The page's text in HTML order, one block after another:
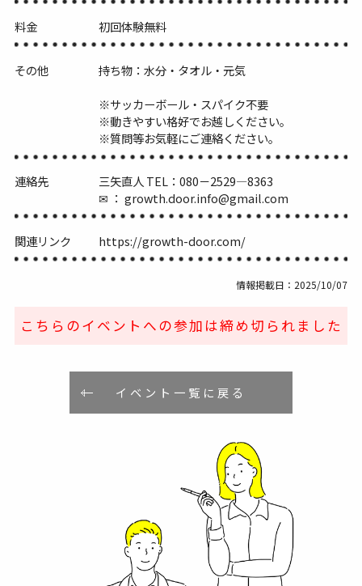
料金 初回体験無料
その他
持ち物：水分・タオル・元気
※サッカーボール・スパイク不要
※動きやすい格好でお越しください。
※質問等お気軽にご連絡ください。
連絡先
三矢直人 TEL：080－2529―8363
✉ ： growth.door.info@gmail.com
関連リンク https://growth-door.com/
情報掲載日：2025/10/07
こちらのイベントへの参加は締め切られました
イベント一覧に戻る